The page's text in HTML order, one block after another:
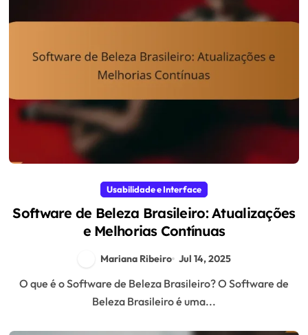
Usabilidade e Interface
Software de Beleza Brasileiro: Atualizações
e Melhorias Contínuas
Mariana Ribeiro Jul 14, 2025
O que é o Software de Beleza Brasileiro? O Software de
Beleza Brasileiro é uma...